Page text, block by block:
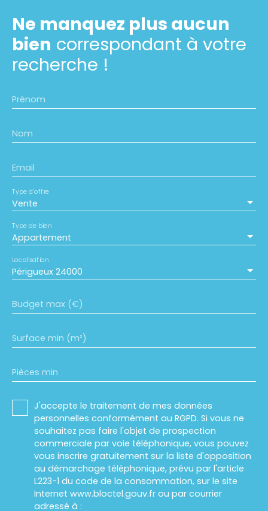
Ne manquez plus aucun
bien correspondant à votre
recherche !
Prénom
Nom
Email
Vente
Type d'offre
Appartement
Type de bien
Périgueux 24000
Localisation
Budget max (€)
Surface min (m²)
Pièces min
J'accepte le traitement de mes données
personnelles conformément au RGPD. Si vous ne
souhaitez pas faire l'objet de prospection
commerciale par voie téléphonique, vous pouvez
vous inscrire gratuitement sur la liste d'opposition
au démarchage téléphonique, prévu par l'article
L223-1 du code de la consommation, sur le site
Internet www.bloctel.gouv.fr ou par courrier
adressé à :